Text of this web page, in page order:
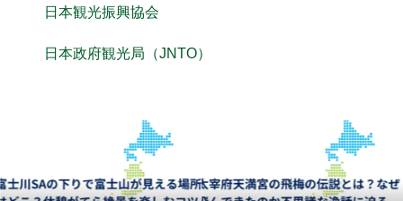
日本観光振興協会
日本政府観光局（JNTO）